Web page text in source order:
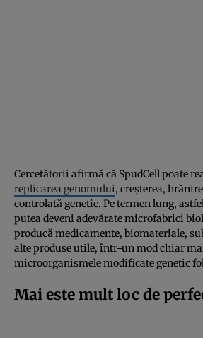
Cercetătorii afirmă că SpudCell poate
replicarea genomului, creșterea,
controlată genetic. Pe termen lung,
putea deveni adevărate microfabrici
producă medicamente, biomateriale,
alte produse utile, într-un mod chiar
microorganismele modificate genetic
Mai este mult loc de